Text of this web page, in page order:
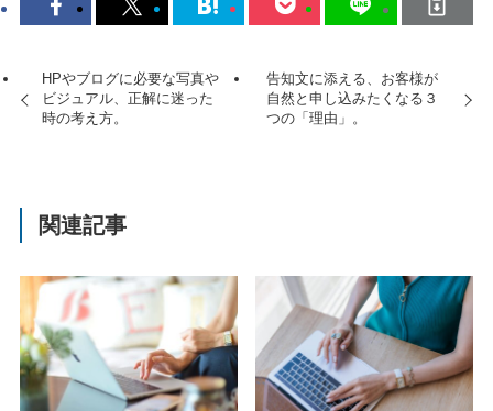
HPやブログに必要な写真や
ビジュアル、正解に迷った
時の考え方。
告知文に添える、お客様が
自然と申し込みたくなる３
つの「理由」。
関連記事